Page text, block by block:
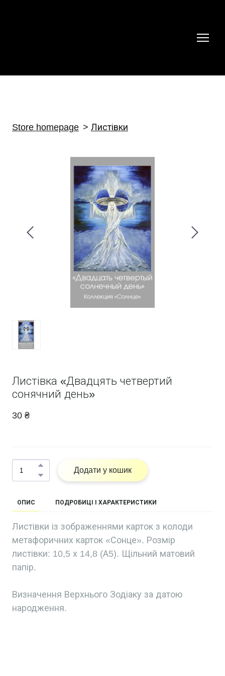
Store homepage Листівки
Листівка «Двадцять четвертий
сонячний день»
30 ₴
Додати у кошик
ОПИС ПОДРОБИЦІ І ХАРАКТЕРИСТИКИ
Листівки із зображеннями карток з колоди
метафоричних карток «Сонце». Розмір
листівки: 10,5 х 14,8 (А5). Щільний матовий
папір.
Визначення Верхнього Зодіаку за датою
народження.